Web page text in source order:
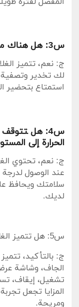
س3: هل هناك مصفاة لتحضير الشاي في الغلاية؟
ج: نعم، تتميز
لك تخدير
استمتاع ​بتحضير
س4: هل ‍تتوقف
الحرارة ⁤إلى
ج: نعم، تحتوي
عند الوصول لدرجة
سلامتك ويحافظ
لديك.
س5: هل تتميز الغلاية بمزايا أخرى؟
ج: بالتأكيد،
الجاف، وشاشة
تشغيل، إيقاف،
⁤المزايا تجعل
ومريحة.